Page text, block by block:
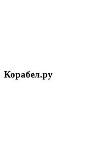
Корабел.ру